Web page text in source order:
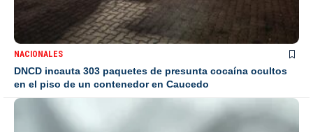
NACIONALES
DNCD incauta 303 paquetes de presunta cocaína ocultos
en el piso de un contenedor en Caucedo